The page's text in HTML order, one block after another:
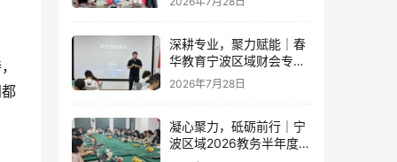
略合作协议
深耕专业，聚力赋能｜春
华教育宁波区域财会专项
落地培训即将开启！
2026年7月28日
凝心聚力，砥砺前行｜宁
波区域2026教务半年度工